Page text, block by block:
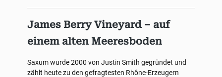
James Berry Vineyard – auf
einem alten Meeresboden
Saxum wurde 2000 von Justin Smith gegründet und
zählt heute zu den gefragtesten Rhône-Erzeugern